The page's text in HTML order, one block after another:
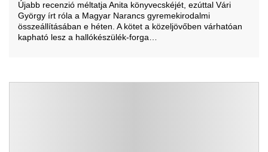
Újabb recenzió méltatja Anita könyvecskéjét, ezúttal Vári
György írt róla a Magyar Narancs gyremekirodalmi
összeállításában e héten. A kötet a közeljövőben várhatóan
kapható lesz a hallókészülék-forga…